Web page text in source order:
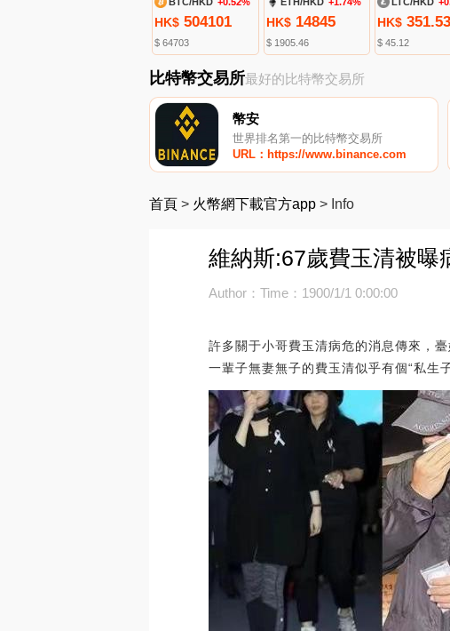
HK$ 504101
$ 64703
HK$14845
$ 1905.46
HK$351.53
$ 45.12
比特幣交易所最好的比特幣交易所
幣安
世界排名第一的比特幣交易所
URL：https://www.binance.com
首頁 > 火幣網下載官方app > Info
維納斯:67歲費玉清被曝
Author：Time：1900/1/1 0:00:00
許多關于小哥費玉清病危的消息傳來，
一輩子無妻無子的費玉清似乎有個“私生